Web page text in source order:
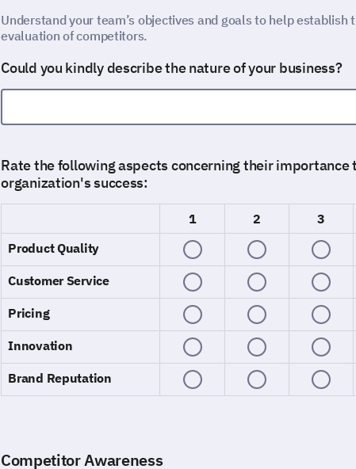
Understand your team’s objectives and goals to help establish
evaluation of competitors.
Could you kindly describe the nature of your business?
Rate the following aspects concerning their importance
organization's success:
1 2 3
Product Quality
Customer Service
Pricing
Innovation
Brand Reputation
Competitor Awareness